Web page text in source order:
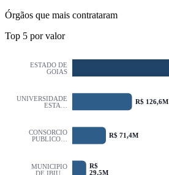
Órgãos que mais contrataram
Top 5 por valor
ESTADO DE
GOIAS
UNIVERSIDADE
ESTA…
CONSORCIO
PUBLICO…
MUNICIPIO
DE IBIU…
R$ 126,6M
R$ 71,4M
R$
29,5M